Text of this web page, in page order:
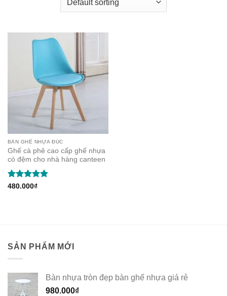
BÀN GHẾ NHỰA ĐÚC
Ghế cà phê cao cấp ghế nhựa
có đệm cho nhà hàng canteen
Rated5
480.000₫
SẢN PHẨM MỚI
Bàn nhựa tròn đẹp bàn ghế nhựa giá rẻ
980.000₫